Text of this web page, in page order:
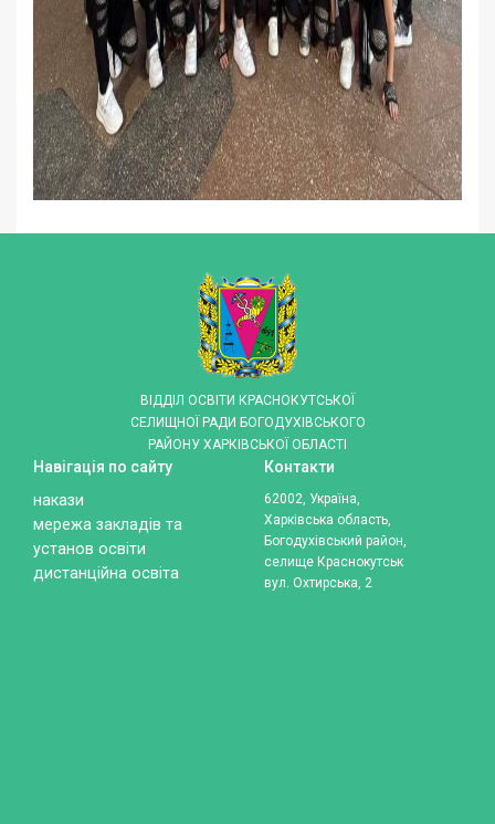
ВІДДІЛ ОСВІТИ КРАСНОКУТСЬКОЇ
СЕЛИЩНОЇ РАДИ БОГОДУХІВСЬКОГО
РАЙОНУ ХАРКІВСЬКОЇ ОБЛАСТІ
Навігація по сайту
накази
мережа закладів та
установ освіти
дистанційна освіта
Контакти
62002, Україна,
Харківська область,
Богодухівський район,
селище Краснокутськ
вул. Охтирська, 2